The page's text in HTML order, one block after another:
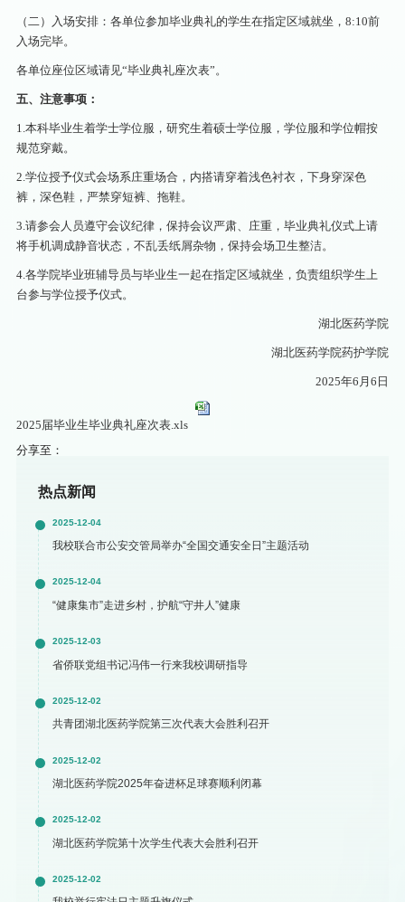
（二）入场安排：各单位参加毕业典礼的学生在指定区域就坐，8:10前
入场完毕。
各单位座位区域请见“毕业典礼座次表”。
五、注意事项：
1.本科毕业生着学士学位服，研究生着硕士学位服，学位服和学位帽按
规范穿戴。
2.学位授予仪式会场系庄重场合，内搭请穿着浅色衬衣，下身穿深色
裤，深色鞋，严禁穿短裤、拖鞋。
3.请参会人员遵守会议纪律，保持会议严肃、庄重，毕业典礼仪式上请
将手机调成静音状态，不乱丢纸屑杂物，保持会场卫生整洁。
4.各学院毕业班辅导员与毕业生一起在指定区域就坐，负责组织学生上
台参与学位授予仪式。
湖北医药学院
湖北医药学院药护学院
2025年6月6日
2025届毕业生毕业典礼座次表.xls
分享至：
热点新闻
2025-12-04
我校联合市公安交管局举办“全国交通安全日”主题活动
2025-12-04
“健康集市”走进乡村，护航“守井人”健康
2025-12-03
省侨联党组书记冯伟一行来我校调研指导
2025-12-02
共青团湖北医药学院第三次代表大会胜利召开
2025-12-02
湖北医药学院2025年奋进杯足球赛顺利闭幕
2025-12-02
湖北医药学院第十次学生代表大会胜利召开
2025-12-02